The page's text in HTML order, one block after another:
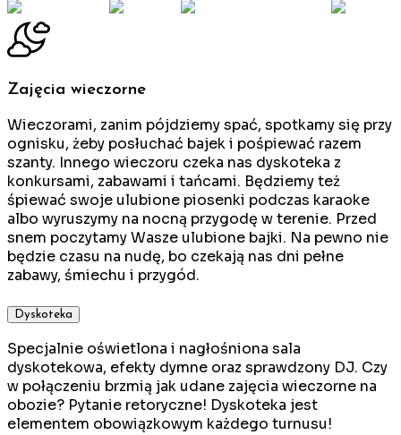
Zajęcia wieczorne
Wieczorami, zanim pójdziemy spać, spotkamy się przy
ognisku, żeby posłuchać bajek i pośpiewać razem
szanty. Innego wieczoru czeka nas dyskoteka z
konkursami, zabawami i tańcami. Będziemy też
śpiewać swoje ulubione piosenki podczas karaoke
albo wyruszymy na nocną przygodę w terenie. Przed
snem poczytamy Wasze ulubione bajki. Na pewno nie
będzie czasu na nudę, bo czekają nas dni pełne
zabawy, śmiechu i przygód.
Dyskoteka
Specjalnie oświetlona i nagłośniona sala
dyskotekowa, efekty dymne oraz sprawdzony DJ. Czy
w połączeniu brzmią jak udane zajęcia wieczorne na
obozie? Pytanie retoryczne! Dyskoteka jest
elementem obowiązkowym każdego turnusu!